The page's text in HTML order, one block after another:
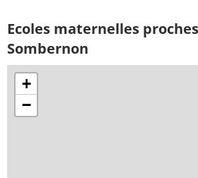
Ecoles maternelles
Sombernon
+
−